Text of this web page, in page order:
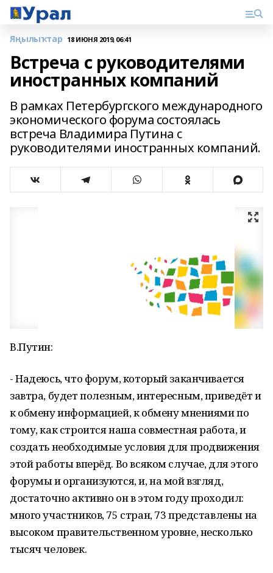
Яңылыҡтар 18 ИЮНЯ 2019, 06:41
Встреча с руководителями
иностранных компаний
В рамках Петербургского международного
экономического форума состоялась
встреча Владимира Путина с
руководителями иностранных компаний.
В.Путин:
- Надеюсь, что форум, который заканчивается
завтра, будет полезным, интересным, приведёт и
к обмену информацией, к обмену мнениями по
тому, как строится наша совместная работа, и
создать необходимые условия для продвижения
этой работы вперёд. Во всяком случае, для этого
форумы и организуются, и, на мой взгляд,
достаточно активно он в этом году проходил:
много участников, 75 стран, 73 представлены на
высоком правительственном уровне, несколько
тысяч человек.